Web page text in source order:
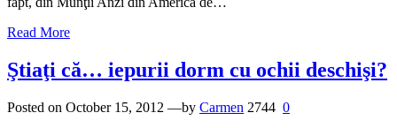
Read More
Ştiaţi că… iepurii dorm cu ochii deschişi?
Posted on October 15, 2012 —by Carmen 2744 0